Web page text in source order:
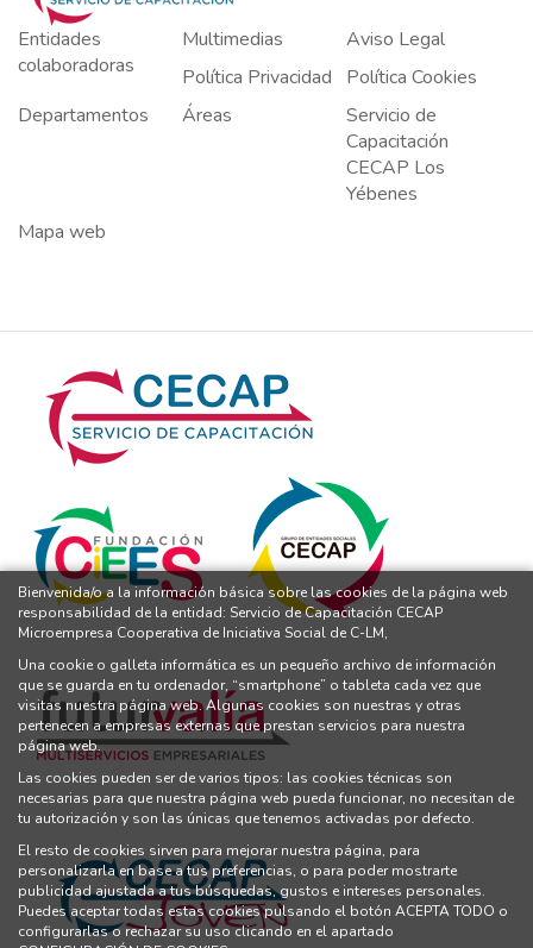
Entidades
colaboradoras
Multimedias
Aviso Legal
Política Privacidad
Política Cookies
Departamentos
Áreas
Servicio de
Capacitación
CECAP Los
Yébenes
Mapa web
Bienvenida/o a la información básica sobre las cookies de la página web
responsabilidad de la entidad: Servicio de Capacitación CECAP
Microempresa Cooperativa de Iniciativa Social de C-LM,
Una cookie o galleta informática es un pequeño archivo de información
que se guarda en tu ordenador, “smartphone” o tableta cada vez que
visitas nuestra página web. Algunas cookies son nuestras y otras
pertenecen a empresas externas que prestan servicios para nuestra
página web.
Las cookies pueden ser de varios tipos: las cookies técnicas son
necesarias para que nuestra página web pueda funcionar, no necesitan de
tu autorización y son las únicas que tenemos activadas por defecto.
El resto de cookies sirven para mejorar nuestra página, para
personalizarla en base a tus preferencias, o para poder mostrarte
publicidad ajustada a tus búsquedas, gustos e intereses personales.
Puedes aceptar todas estas cookies pulsando el botón ACEPTA TODO o
configurarlas o rechazar su uso clicando en el apartado